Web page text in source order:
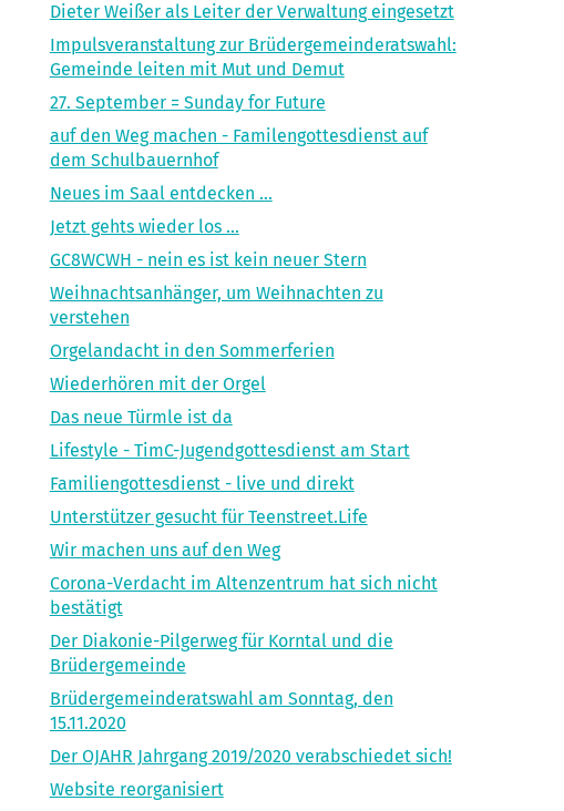
Dieter Weißer als Leiter der Verwaltung eingesetzt
Impulsveranstaltung zur Brüdergemeinderatswahl:
Gemeinde leiten mit Mut und Demut
27. September = Sunday for Future
auf den Weg machen - Familengottesdienst auf
dem Schulbauernhof
Neues im Saal entdecken ...
Jetzt gehts wieder los ...
GC8WCWH - nein es ist kein neuer Stern
Weihnachtsanhänger, um Weihnachten zu
verstehen
Orgelandacht in den Sommerferien
Wiederhören mit der Orgel
Das neue Türmle ist da
Lifestyle - TimC-Jugendgottesdienst am Start
Familiengottesdienst - live und direkt
Unterstützer gesucht für Teenstreet.Life
Wir machen uns auf den Weg
Corona-Verdacht im Altenzentrum hat sich nicht
bestätigt
Der Diakonie-Pilgerweg für Korntal und die
Brüdergemeinde
Brüdergemeinderatswahl am Sonntag, den
15.11.2020
Der OJAHR Jahrgang 2019/2020 verabschiedet sich!
Website reorganisiert